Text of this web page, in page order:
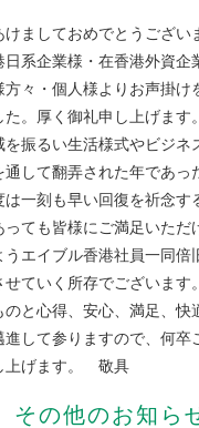
しておめでとうござい
系企業様・ 在香港外資企
方々・個人様よりお声掛け
た。厚く御礼申し上げます
を振るい生活様式やビジネ
通して翻弄された年であっ
は一刻も早い回復を祈念す
っても皆様にご満足いただ
うエイブル香港社員一同倍
せていく所存でございます
のと心得、安心、満足、快
進して参りますので、何卒
上げます。 敬具
その他のお知ら